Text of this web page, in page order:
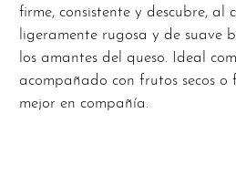
firme, consistente y descubre, al
ligeramente rugosa y de suave
los amantes del queso. Ideal
acompañado con frutos secos o
mejor en compañía.